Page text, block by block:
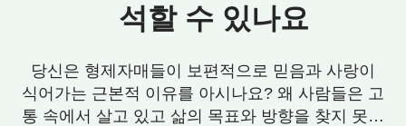
석할 수 있나요
당신은 형제자매들이 보편적으로 믿음과 사랑이
식어가는 근본적 이유를 아시나요? 왜 사람들은 고
통 속에서 살고 있고 삶의 목표와 방향을 찾지 못할